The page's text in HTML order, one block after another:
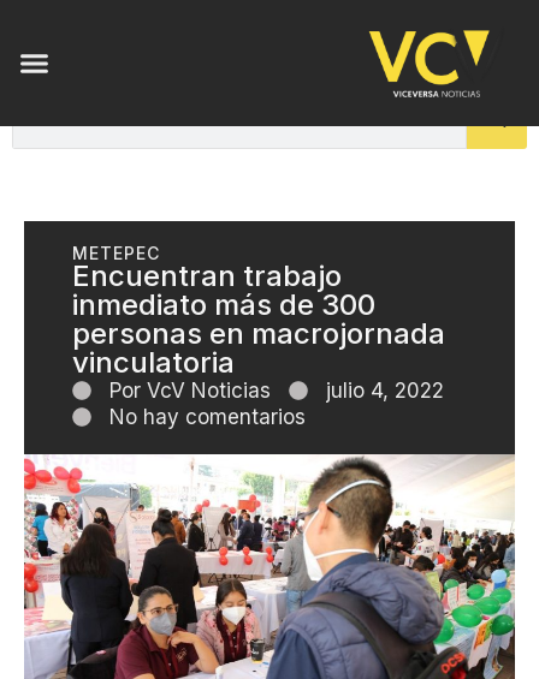
METEPEC
Encuentran trabajo
inmediato más de 300
personas en macrojornada
vinculatoria
Por VcV Noticias
julio 4, 2022
No hay comentarios